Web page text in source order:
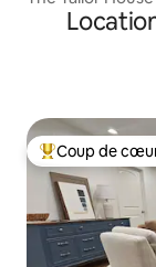
Woodstock Sq
Coups de cœur
Coup de